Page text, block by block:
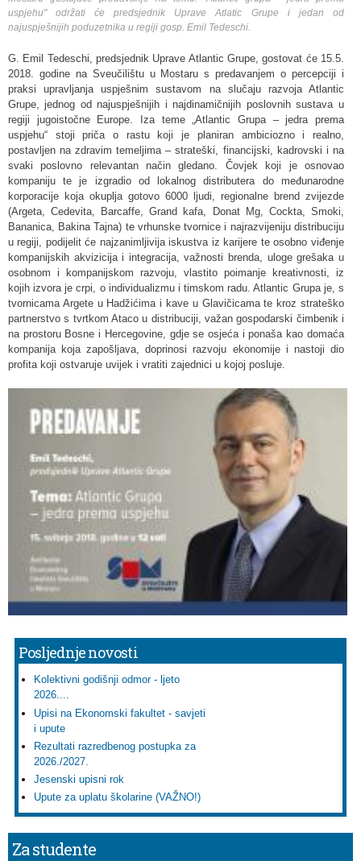
uspjehu" održati će predsjednik Uprave Atlatic Grupe i jedan od
najuspješnijih poduzetnika u regiji gosp. Emil Tedeschi.
G. Emil Tedeschi, predsjednik Uprave Atlantic Grupe, gostovat će 15.5.
2018. godine na Sveučilištu u Mostaru s predavanjem o percepciji i
praksi upravljanja uspješnim sustavom na slučaju razvoja Atlantic
Grupe, jednog od najuspješnijih i najdinamičnijih poslovnih sustava u
regiji jugoistočne Europe. Iza teme „Atlantic Grupa – jedra prema
uspjehu“ stoji priča o rastu koji je planiran ambiciozno i realno,
postavljen na zdravim temeljima – strateški, financijski, kadrovski i na
svaki poslovno relevantan način gledano. Čovjek koji je osnovao
kompaniju te je izgradio od lokalnog distributera do međunarodne
korporacije koja okuplja gotovo 6000 ljudi, regionalne brend zvijezde
(Argeta, Cedevita, Barcaffe, Grand kafa, Donat Mg, Cockta, Smoki,
Bananica, Bakina Tajna) te vrhunske tvornice i najrazvijeniju distribuciju
u regiji, podijelit će najzanimljivija iskustva iz karijere te osobno viđenje
kompanijskih akvizicija i integracija, važnosti brenda, uloge grešaka u
osobnom i kompanijskom razvoju, vlastito poimanje kreativnosti, iz
kojih izvora je crpi, o individualizmu i timskom radu. Atlantic Grupa je, s
tvornicama Argete u Hadžićima i kave u Glavičicama te kroz strateško
partnerstvo s tvrtkom Ataco u distribuciji, važan gospodarski čimbenik i
na prostoru Bosne i Hercegovine, gdje se osjeća i ponaša kao domaća
kompanija koja zapošljava, doprinosi razvoju ekonomije i nastoji dio
profita koji ostvaruje uvijek i vratiti zajednici u kojoj posluje.
Posljednje novosti
Kolektivni godišnji odmor - ljeto
2026....
Upisi na Ekonomski fakultet - savjeti
i upute
Rezultati razredbenog postupka za
2026./2027.
Jesenski upisni rok
Upute za uplatu školarine (VAŽNO!)
Za studente